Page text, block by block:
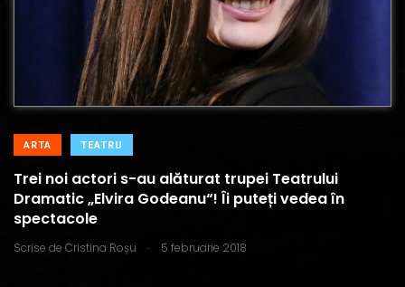
ARTA TEATRU
Trei noi actori s-au alăturat trupei Teatrului
Dramatic „Elvira Godeanu“! Îi puteți vedea în
spectacole
Scrise de Cristina Roșu . 5 februarie 2018